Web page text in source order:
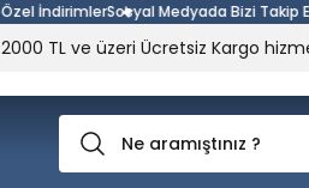
İndirimlerSosyal Medyada Bizi Takip
TL ve üzeri Ücretsiz Kargo